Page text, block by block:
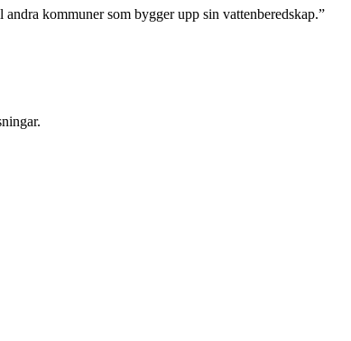
kommuner som bygger upp sin vattenberedskap.”